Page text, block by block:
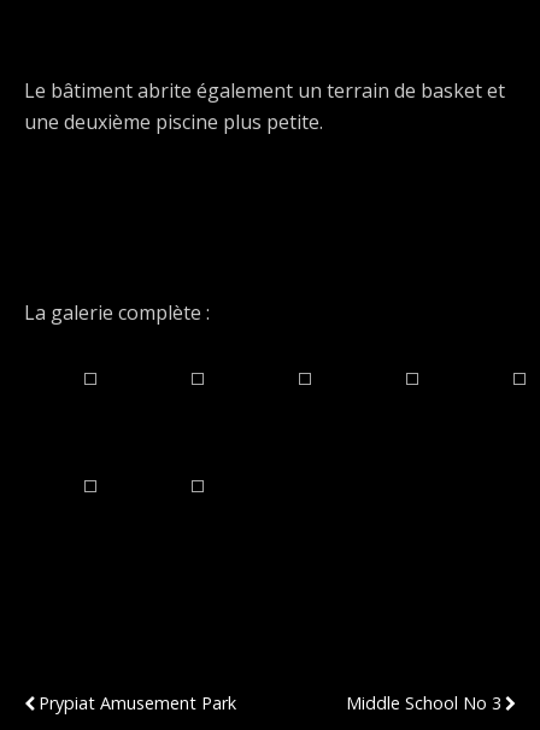
Le bâtiment abrite également un terrain de basket et
une deuxième piscine plus petite.
La galerie complète :
Prypiat Amusement Park
Middle School No 3